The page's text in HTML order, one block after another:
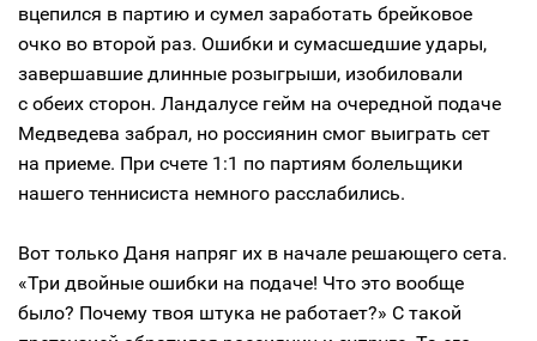
вцепился в партию и сумел заработать брейковое
очко во второй раз. Ошибки и сумасшедшие удары,
завершавшие длинные розыгрыши, изобиловали
с обеих сторон. Ландалусе гейм на очередной подаче
Медведева забрал, но россиянин смог выиграть сет
на приеме. При счете 1:1 по партиям болельщики
нашего теннисиста немного расслабились.
Вот только Даня напряг их в начале решающего сета.
«Три двойные ошибки на подаче! Что это вообще
было? Почему твоя штука не работает?» С такой